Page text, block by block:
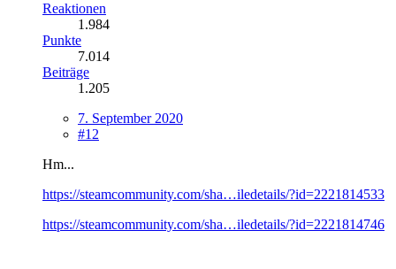
Reaktionen
1.984
Punkte
7.014
Beiträge
1.205
7. September 2020
#12
Hm...
https://steamcommunity.com/sha…iledetails/?id=2221814533
https://steamcommunity.com/sha…iledetails/?id=2221814746